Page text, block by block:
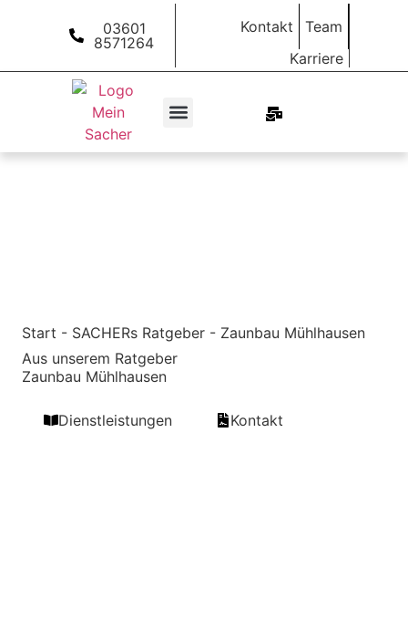
03601
8571264
Kontakt
Team
Karriere
Start - SACHERs Ratgeber - Zaunbau Mühlhausen
Aus unserem Ratgeber
Zaunbau Mühlhausen
Dienstleistungen Kontakt